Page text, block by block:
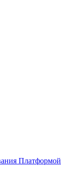
Платформой